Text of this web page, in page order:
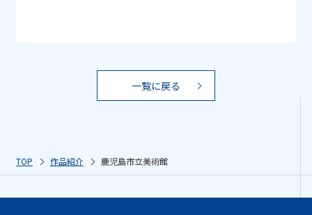
一覧に戻る
TOP 作品紹介 鹿児島市立美術館